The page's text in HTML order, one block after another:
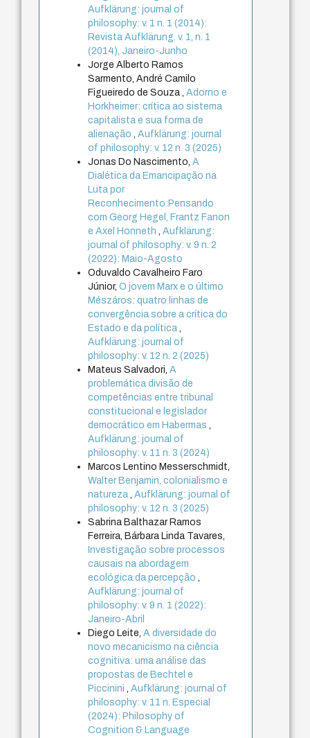
Aufklärung: journal of
philosophy: v. 1 n. 1 (2014):
Revista Aufklärung. v. 1, n. 1
(2014), Janeiro-Junho
Jorge Alberto Ramos
Sarmento, André Camilo
Figueiredo de Souza ,Adorno e
Horkheimer: crítica ao sistema
capitalista e sua forma de
alienação,Aufklärung: journal
of philosophy: v. 12 n. 3 (2025)
Jonas Do Nascimento,A
Dialética da Emancipação na
Luta por
Reconhecimento:Pensando
com Georg Hegel, Frantz Fanon
e Axel Honneth,Aufklärung:
journal of philosophy: v. 9 n. 2
(2022): Maio-Agosto
Oduvaldo Cavalheiro Faro
Júnior,O jovem Marx e o último
Mészáros: quatro linhas de
convergência sobre a crítica do
Estado e da política,
Aufklärung: journal of
philosophy: v. 12 n. 2 (2025)
Mateus Salvadori,A
problemática divisão de
competências entre tribunal
constitucional e legislador
democrático em Habermas,
Aufklärung: journal of
philosophy: v. 11 n. 3 (2024)
Marcos Lentino Messerschmidt,
Walter Benjamin, colonialismo e
natureza,Aufklärung: journal of
philosophy: v. 12 n. 3 (2025)
Sabrina Balthazar Ramos
Ferreira, Bárbara Linda Tavares,
Investigação sobre processos
causais na abordagem
ecológica da percepção,
Aufklärung: journal of
philosophy: v. 9 n. 1 (2022):
Janeiro-Abril
Diego Leite,A diversidade do
novo mecanicismo na ciência
cognitiva: uma análise das
propostas de Bechtel e
Piccinini,Aufklärung: journal of
philosophy: v. 11 n. Especial
(2024): Philosophy of
Cognition & Language